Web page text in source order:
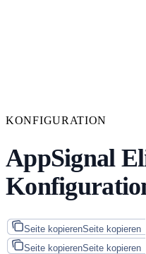
KONFIGURATION
AppSignal
Seite kopierenSeite kopieren
Seite kopierenSeite kopieren